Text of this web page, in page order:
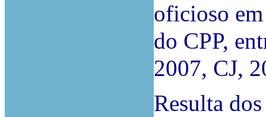
oficioso
do CPP,
2007, CJ,
Resulta